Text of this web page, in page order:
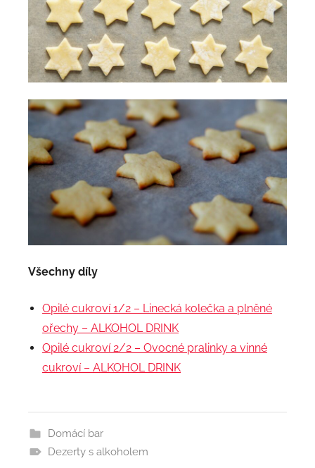
Všechny díly
Opilé cukroví 1/2 – Linecká kolečka a plněné
ořechy – ALKOHOL DRINK
Opilé cukroví 2/2 – Ovocné pralinky a vinné
cukroví – ALKOHOL DRINK
Domácí bar
Dezerty s alkoholem